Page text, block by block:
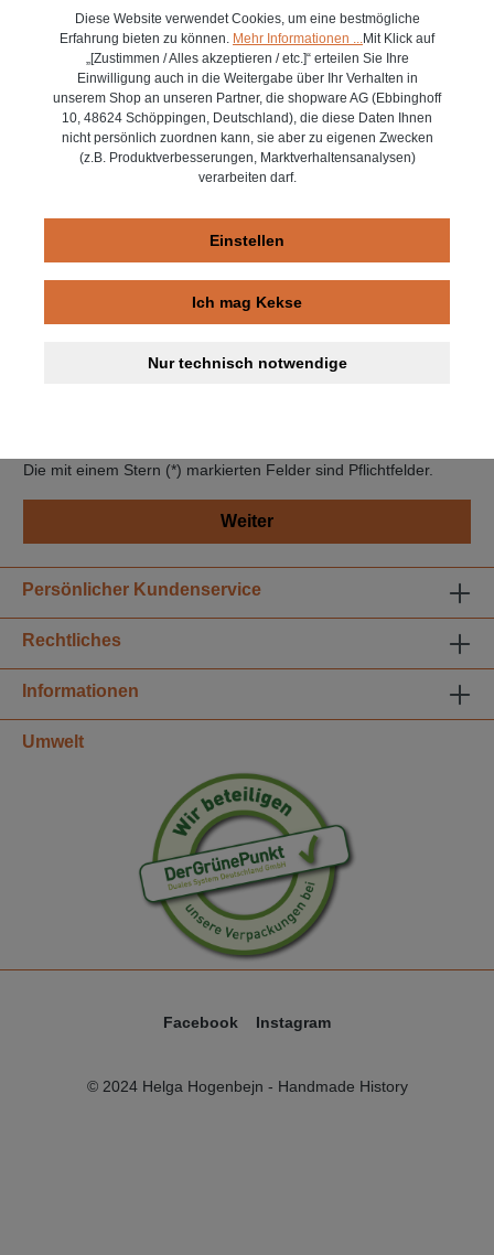
Ort*
Lieferadresse weicht von Rechnungsadresse ab.
Die mit einem Stern (*) markierten Felder sind Pflichtfelder.
Weiter
Persönlicher Kundenservice
Rechtliches
Informationen
Umwelt
Facebook Instagram
© 2024 Helga Hogenbejn - Handmade History
Diese Website verwendet Cookies, um eine bestmögliche
Erfahrung bieten zu können. Mehr Informationen ... Mit Klick auf
„[Zustimmen / Alles akzeptieren / etc.]“ erteilen Sie Ihre
Einwilligung auch in die Weitergabe über Ihr Verhalten in
unserem Shop an unseren Partner, die shopware AG (Ebbinghoff
10, 48624 Schöppingen, Deutschland), die diese Daten Ihnen
nicht persönlich zuordnen kann, sie aber zu eigenen Zwecken
(z.B. Produktverbesserungen, Marktverhaltensanalysen)
verarbeiten darf.
Nur technisch notwendige
Einstellen
Ich mag Kekse